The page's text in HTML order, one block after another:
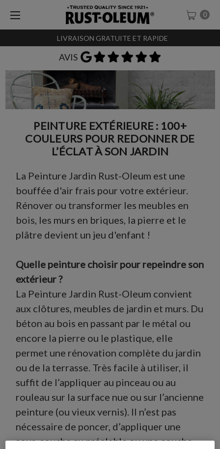
LIVRAISON GRATUITE ET RAPIDE
0
EXPÉDITION LE JOUR MÊME
PEINTURE EXTÉRIEURE : 100+
COULEURS POUR REDONNER DE
L’ÉCLAT À SON JARDIN
La Peinture Jardin Rust-Oleum est une
bouffée d'air frais pour votre extérieur.
Rénover ou transformer les meubles en
bois, les murs en briques, la pierre et le
plâtre devient un jeu d'enfant !
Quelle peinture choisir pour repeindre son
extérieur ?
La Peinture Jardin Rust-Oleum convient
aux clôtures, meubles de jardin et murs. Du
béton au bois en passant par le métal ou
encore la pierre ou le plastique, elle
permet une rénovation complète du jardin
ou de la terrasse. Très facile à utiliser, il
suffit de l’appliquer au pinceau ou au
rouleau sur la surface nue ou sur l’ancienne
peinture (ou vieux vernis). Il n’est pas
nécessaire de poncer, d’appliquer une
sous-couche au préalable ou une couche